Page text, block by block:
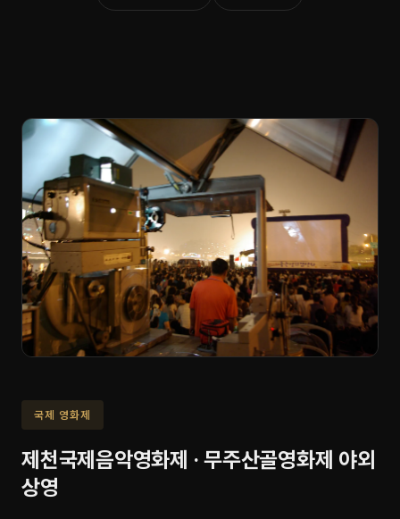
국제 영화제
제천국제음악영화제 · 무주산골영화제 야외
상영